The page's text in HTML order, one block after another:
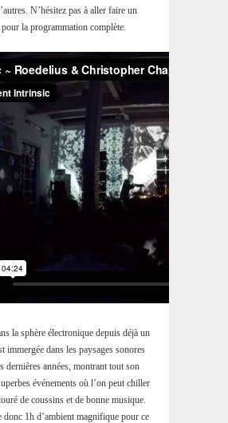
N’hésitez pas à aller faire un
pour la programmation complète.
la sphère électronique depuis déjà un
immergée dans les paysages sonores
dernières années, montrant tout son
événements où l’on peut chiller
de coussins et de bonne musique.
1h d’ambient magnifique pour ce